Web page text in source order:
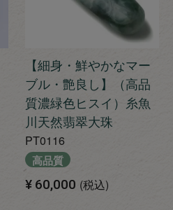
【細身・鮮やかなマー
ブル・艶良し】（高品
質濃緑色ヒスイ）糸魚
川天然翡翠大珠
PT0116
高品質
¥ 60,000 税込